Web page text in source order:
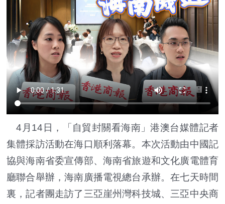
4月14日，「自貿封關看海南」港澳台媒體記者
集體採訪活動在海口順利落幕。本次活動由中國記
協與海南省委宣傳部、海南省旅遊和文化廣電體育
廳聯合舉辦，海南廣播電視總台承辦。在七天時間
裏，記者團走訪了三亞崖州灣科技城、三亞中央商